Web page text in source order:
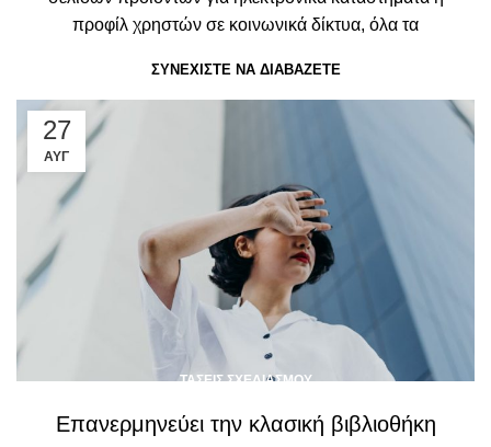
προφίλ χρηστών σε κοινωνικά δίκτυα, όλα τα
ΣΥΝΕΧΊΣΤΕ ΝΑ ΔΙΑΒΆΖΕΤΕ
27
ΑΥΓ
ΤΆΣΕΙΣ ΣΧΕΔΙΑΣΜΟΎ
Επανερμηνεύει την κλασική βιβλιοθήκη